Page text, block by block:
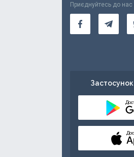
Приєднуйтесь до